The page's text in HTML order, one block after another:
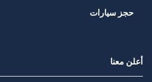
حجز سيارات
أعلن معنا